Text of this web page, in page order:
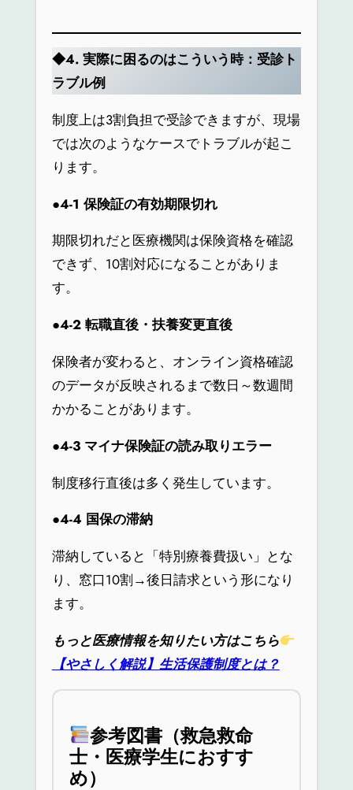
◆4. 実際に困るのはこういう時：受診ト
ラブル例
制度上は3割負担で受診できますが、現場
では次のようなケースでトラブルが起こ
ります。
●4-1 保険証の有効期限切れ
期限切れだと医療機関は保険資格を確認
できず、10割対応になることがありま
す。
●4-2 転職直後・扶養変更直後
保険者が変わると、オンライン資格確認
のデータが反映されるまで数日～数週間
かかることがあります。
●4-3 マイナ保険証の読み取りエラー
制度移行直後は多く発生しています。
●4-4 国保の滞納
滞納していると「特別療養費扱い」とな
り、窓口10割→後日請求という形になり
ます。
もっと医療情報を知りたい方はこちら
【やさしく解説】生活保護制度とは？
参考図書（救急救命
士・医療学生におすす
め）